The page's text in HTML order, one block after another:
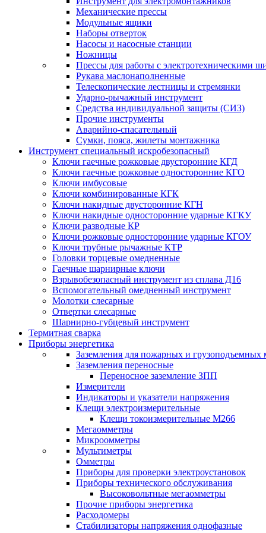
Механические прессы
Модульные ящики
Наборы отверток
Насосы и насосные станции
Ножницы
Прессы для работы с электротехническими
Рукава маслонаполненные
Телескопические лестницы и стремянки
Ударно-рычажный инструмент
Средства индивидуальной защиты (СИЗ)
Прочие инструменты
Аварийно-спасательный
Сумки, пояса, жилеты монтажника
Инструмент специальный искробезопасный
Ключи гаечные рожковые двусторонние КГД
Ключи гаечные рожковые односторонние КГО
Ключи имбусовые
Ключи комбинированные КГК
Ключи накидные двусторонние КГН
Ключи накидные односторонние ударные КГКУ
Ключи разводные КР
Ключи рожковые односторонние ударные КГОУ
Ключи трубные рычажные КТР
Головки торцевые омедненные
Гаечные шарнирные ключи
Взрывобезопасный инструмент из сплава Д16
Вспомогательный омедненный инструмент
Молотки слесарные
Отвертки слесарные
Шарнирно-губцевый инструмент
Термитная сварка
Приборы энергетика
Заземления для пожарных и грузоподъемных
Заземления переносные
Переносное заземление ЗПП
Измерители
Индикаторы и указатели напряжения
Клещи электроизмерительные
Клещи токоизмерительные М266
Мегаомметры
Микроомметры
Мультиметры
Омметры
Приборы для проверки электроустановок
Приборы технического обслуживания
Высоковольтные мегаомметры
Прочие приборы энергетика
Расходомеры
Стабилизаторы напряжения однофазные